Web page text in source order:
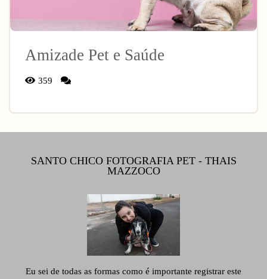
Amizade Pet e Saúde
359
SANTO CHICO FOTOGRAFIA PET - THAIS
MAZZOCO
Eu sei de todas as formas como é importante registrar este